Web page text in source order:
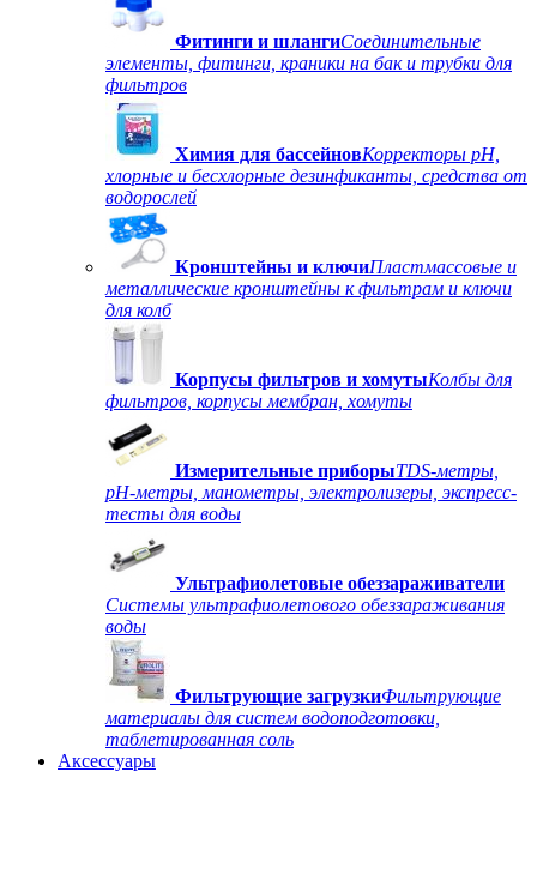
Фитинги и шлангиСоединительные
элементы, фитинги, краники на бак и трубки для
фильтров
Химия для бассейновКорректоры рН,
хлорные и бесхлорные дезинфиканты, средства от
водорослей
Кронштейны и ключиПластмассовые и
металлические кронштейны к фильтрам и ключи
для колб
Корпусы фильтров и хомутыКолбы для
фильтров, корпусы мембран, хомуты
Измерительные приборыTDS-метры,
рН-метры, манометры, электролизеры, экспресс-
тесты для воды
Ультрафиолетовые обеззараживатели
Системы ультрафиолетового обеззараживания
воды
Фильтрующие загрузкиФильтрующие
материалы для систем водоподготовки,
таблетированная соль
Аксессуары